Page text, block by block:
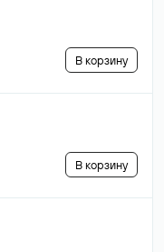
В корзину
В корзину